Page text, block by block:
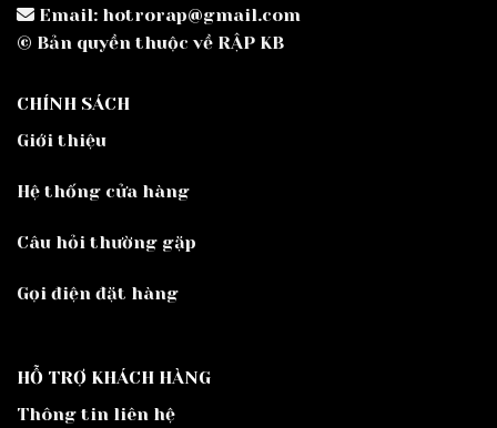
Email: hotrorap@gmail.com
© Bản quyền thuộc về RẬP KB
CHÍNH SÁCH
Giới thiệu
Hệ thống cửa hàng
Câu hỏi thường gặp
Gọi điện đặt hàng
HỖ TRỢ KHÁCH HÀNG
Thông tin liên hệ